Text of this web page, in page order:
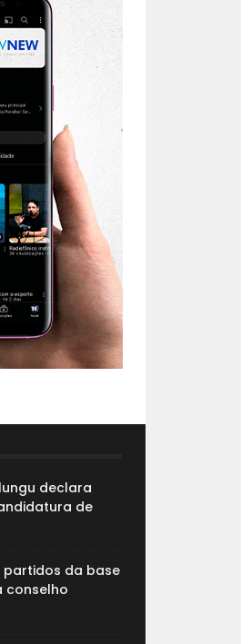
declara
de
partidos da base
conselho